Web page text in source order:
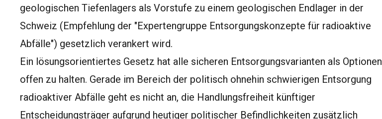
geologischen Tiefenlagers als Vorstufe zu einem geologischen Endlager in der
Schweiz (Empfehlung der "Expertengruppe Entsorgungskonzepte für radioaktive
Abfälle") gesetzlich verankert wird.
Ein lösungsorientiertes Gesetz hat alle sicheren Entsorgungsvarianten als Optionen
offen zu halten. Gerade im Bereich der politisch ohnehin schwierigen Entsorgung
radioaktiver Abfälle geht es nicht an, die Handlungsfreiheit künftiger
Entscheidungsträger aufgrund heutiger politischer Befindlichkeiten zusätzlich